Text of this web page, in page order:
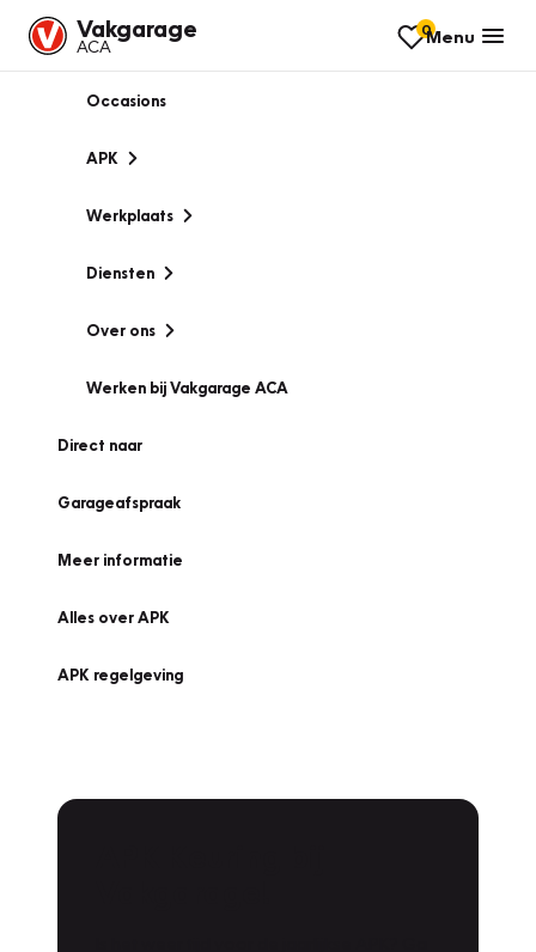
Vakgarage
ACA
0Menu
Occasions
APK
Werkplaats
Diensten
Over ons
Werken bij Vakgarage ACA
Direct naar
Garageafspraak
Meer informatie
Alles over APK
APK regelgeving